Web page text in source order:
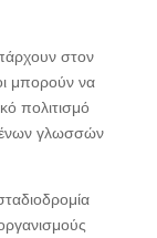
στον
μπορούν να
πολιτισμό
γλωσσών